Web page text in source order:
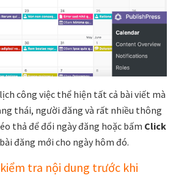
công việc thể hiện tất cả bài viết mà
thái, người đăng và rất nhiều thông
thả để đổi ngày đăng hoặc bấm Click
đăng mới cho ngày hôm đó.
tra nội dung trước khi